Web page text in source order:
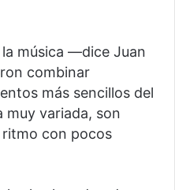
música —dice Juan
combinar
más sencillos del
muy variada, son
con pocos